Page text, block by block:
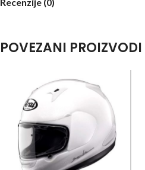
Recenzije (0)
POVEZANI PROIZVODI